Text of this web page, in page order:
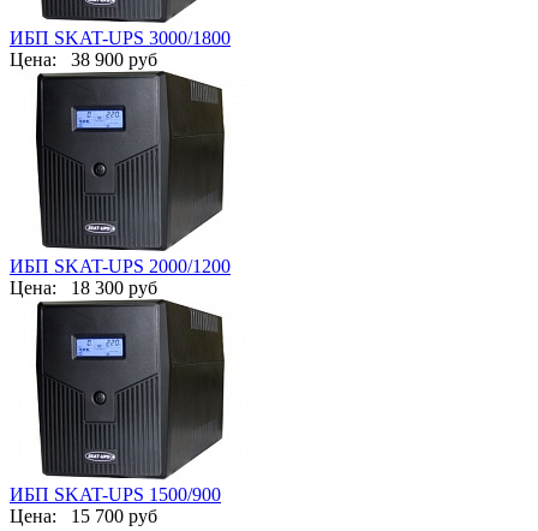
ИБП SKAT-UPS 3000/1800
Цена: 38 900 руб
ИБП SKAT-UPS 2000/1200
Цена: 18 300 руб
ИБП SKAT-UPS 1500/900
Цена: 15 700 руб